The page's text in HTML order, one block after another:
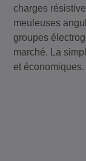
charges
meuleuses
groupes
marché. La
et économiques.